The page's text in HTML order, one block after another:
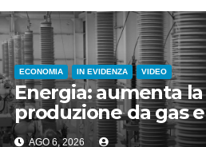
ECONOMIA IN EVIDENZA VIDEO
Energia: aumenta la
produzione da gas e
fotovoltaico
AGO 6, 2026